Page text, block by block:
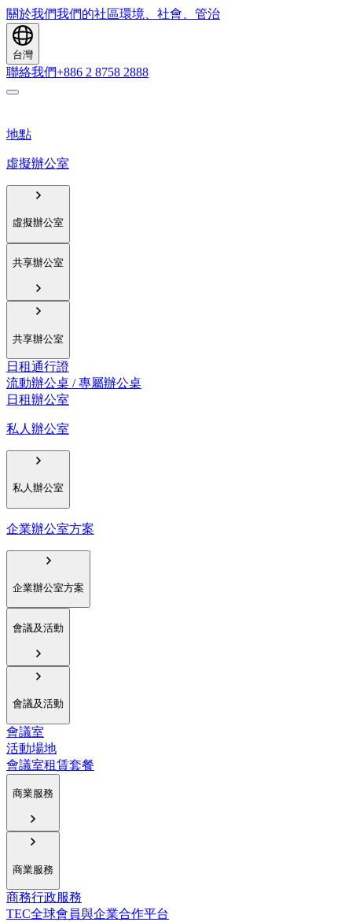
關於我們我們的社區環境、社會、管治
台灣
聯絡我們+886 2 8758 2888
地點
虛擬辦公室
虛擬辦公室
共享辦公室
共享辦公室
日租通行證
流動辦公桌 / 專屬辦公桌
日租辦公室
私人辦公室
私人辦公室
企業辦公室方案
企業辦公室方案
會議及活動
會議及活動
會議室
活動場地
會議室租賃套餐
商業服務
商業服務
商務行政服務
TEC全球會員與企業合作平台